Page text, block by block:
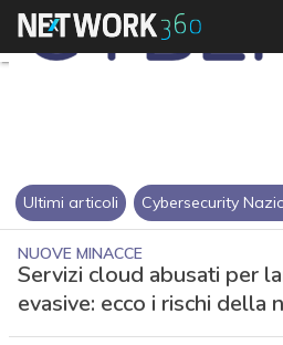
Ultimi articoli Cybersecurity
NUOVE MINACCE
Servizi cloud abusati per
evasive: ecco i rischi della